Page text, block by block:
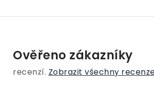
Ověřeno zákazníky
recenzí. Zobrazit všechny